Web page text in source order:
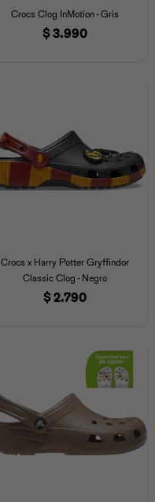
Crocs Clog InMotion - Gris
$3.990
Crocs x Harry Potter Gryffindor
Classic Clog - Negro
$2.790